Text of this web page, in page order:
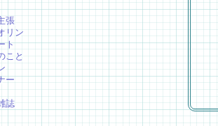
張
リン
ト
こと
ー
誌